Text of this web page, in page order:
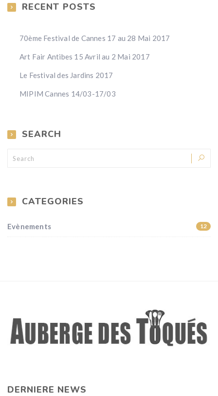
RECENT POSTS
70ème Festival de Cannes 17 au 28 Mai 2017
Art Fair Antibes 15 Avril au 2 Mai 2017
Le Festival des Jardins 2017
MIPIM Cannes 14/03-17/03
SEARCH
CATEGORIES
Evènements 12
DERNIERE NEWS